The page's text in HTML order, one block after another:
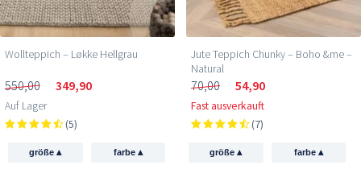
Wollteppich – Løkke Hellgrau
550,00 349,90
Auf Lager
(5)
größe▴ farbe ▴
Jute Teppich Chunky – Boho &me –
Natural
70,00 54,90
Fast ausverkauft
(7)
größe▴ farbe ▴